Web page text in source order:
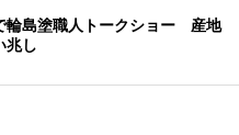
輪島塗職人トークショー 産地
兆し